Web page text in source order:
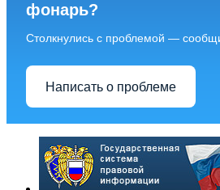
фонарь?
Столкнулись с проблемой —
Написать о проблеме